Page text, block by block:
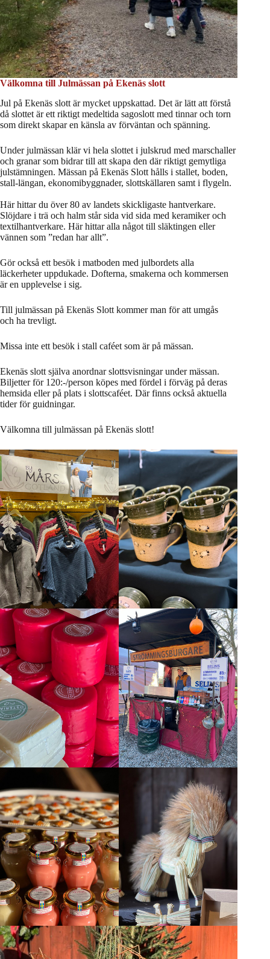
Välkomna till Julmässan på Ekenäs slott
Jul på Ekenäs slott är mycket uppskattad. Det är lätt att förstå
då slottet är ett riktigt medeltida sagoslott med tinnar och torn
som direkt skapar en känsla av förväntan och spänning.
Under julmässan klär vi hela slottet i julskrud med marschaller
och granar som bidrar till att skapa den där riktigt gemytliga
julstämningen. Mässan på Ekenäs Slott hålls i stallet, boden,
stall-längan, ekonomibyggnader, slottskällaren samt i flygeln.
Här hittar du över 80 av landets skickligaste hantverkare.
Slöjdare i trä och halm står sida vid sida med keramiker och
textilhantverkare. Här hittar alla något till släktingen eller
vännen som ”redan har allt”.
Gör också ett besök i matboden med julbordets alla
läckerheter uppdukade. Dofterna, smakerna och kommersen
är en upplevelse i sig.
Till julmässan på Ekenäs Slott kommer man för att umgås
och ha trevligt.
Missa inte ett besök i stall caféet som är på mässan.
Ekenäs slott själva anordnar slottsvisningar under mässan.
Biljetter för 120:-/person köpes med fördel i förväg på deras
hemsida eller på plats i slottscaféet. Där finns också aktuella
tider för guidningar.
Välkomna till julmässan på Ekenäs slott!